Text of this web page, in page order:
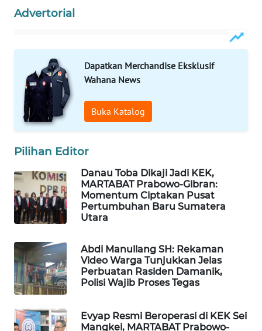
Advertorial
Dapatkan Merchandise Eksklusif
Wahana News
Buka Katalog
Pilihan Editor
Danau Toba Dikaji Jadi KEK,
MARTABAT Prabowo-Gibran:
Momentum Ciptakan Pusat
Pertumbuhan Baru Sumatera
Utara
Abdi Manullang SH: Rekaman
Video Warga Tunjukkan Jelas
Perbuatan Rasiden Damanik,
Polisi Wajib Proses Tegas
Evyap Resmi Beroperasi di KEK Sei
Mangkei, MARTABAT Prabowo-
Network
LISTRIK
MASYARAKAT
KELISTRIKAN
WALINKI
ID
ID
MARTABAT
NET
PLN
WATCH
MKLI
LPKKI